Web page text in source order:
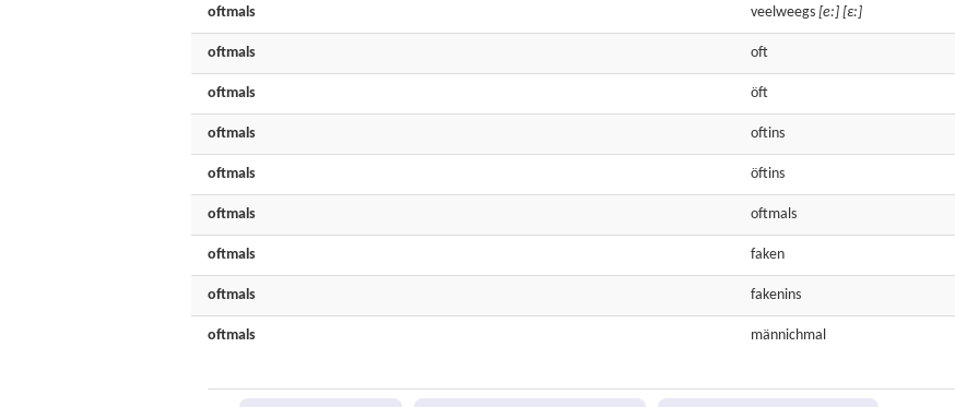
oftmals veelweegs [e:] [ε:]
oftmals oft
oftmals öft
oftmals oftins
oftmals öftins
oftmals oftmals
oftmals faken
oftmals fakenins
oftmals männichmal